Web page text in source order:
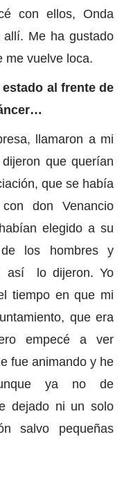
con ellos, Onda
Me ha gustado
vuelve loca.
al frente de
llamaron a mi
que querían
que se había
don Venancio
elegido a su
de los hombres y
así lo dijeron. Yo
tiempo en que mi
que era
empecé a ver
fue animando y he
ya no de
dejado ni un solo
salvo pequeñas